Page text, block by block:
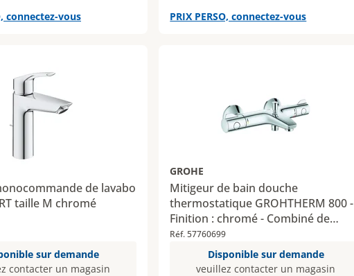
connectez-vous PRIX PERSO, connectez-vous
de lavabo
taille M chromé
sur demande
contacter un magasin
GROHE
Mitigeur de bain douche
thermostatique GROHTHERM 800 -
Finition : chromé - Combiné de
douche : Non - Longueur du bec :
168 mm
Réf. 57760699
Disponible sur demande
veuillez contacter un magasin